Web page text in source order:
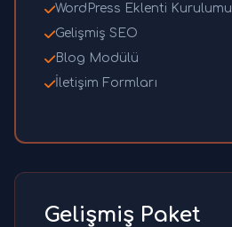
WordPress Eklenti Kurulumu
Gelişmiş SEO
Blog Modülü
İletişim Formları
Gelişmiş Paket